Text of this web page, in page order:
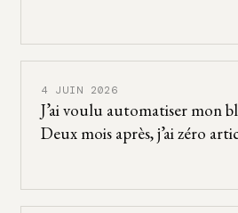
4 JUIN 2026
J’ai voulu automatiser mon
Deux mois après, j’ai zéro